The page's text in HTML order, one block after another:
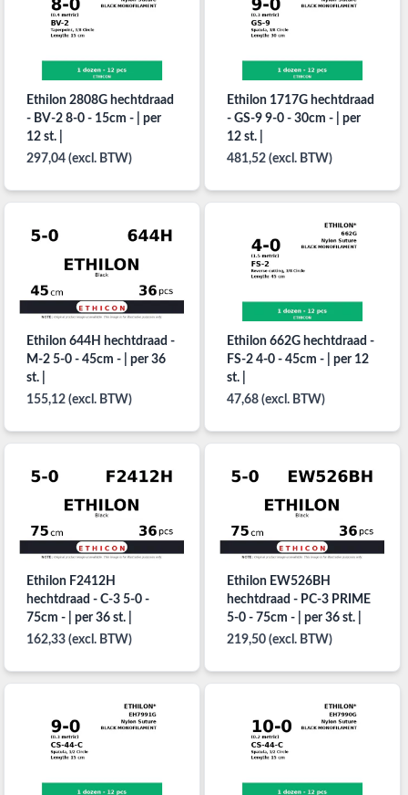
Ethilon 2808G hechtdraad
- BV-2 8-0 - 15cm - | per
12 st. |
297,04 (excl. BTW)
Ethilon 1717G hechtdraad
- GS-9 9-0 - 30cm - | per
12 st. |
481,52 (excl. BTW)
Ethilon 644H hechtdraad -
M-2 5-0 - 45cm - | per 36
st. |
155,12 (excl. BTW)
Ethilon 662G hechtdraad -
FS-2 4-0 - 45cm - | per 12
st. |
47,68 (excl. BTW)
Ethilon F2412H
hechtdraad - C-3 5-0 -
75cm - | per 36 st. |
162,33 (excl. BTW)
Ethilon EW526BH
hechtdraad - PC-3 PRIME
5-0 - 75cm - | per 36 st. |
219,50 (excl. BTW)